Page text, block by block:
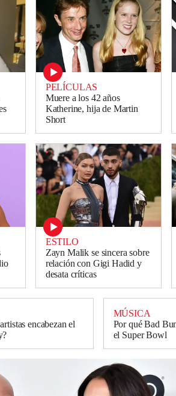
PELÍCULAS
Muere a los 42 años
Katherine, hija de Martin
Short
ESTILO
Zayn Malik se sincera sobre
relación con Gigi Hadid y
desata críticas
encabezan el
MÚSICA
Por qué Bad
el Super Bowl